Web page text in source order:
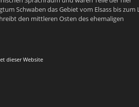
Schwaben das Gebiet vom Elsass bis zum
den mittleren Osten des ehemaligen
dieser Website